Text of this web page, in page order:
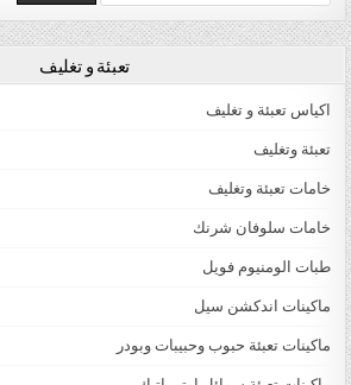
تعبئة و تغليف
اكياس تعبئة و تغليف
تعبئة وتغليف
خامات تعبئة وتغليف
خامات سلوفان شرنك
طبات الومنيوم فويل
ماكينات اندكشن سيل
ماكينات تعبئة حبوب وحبيبات وبودر